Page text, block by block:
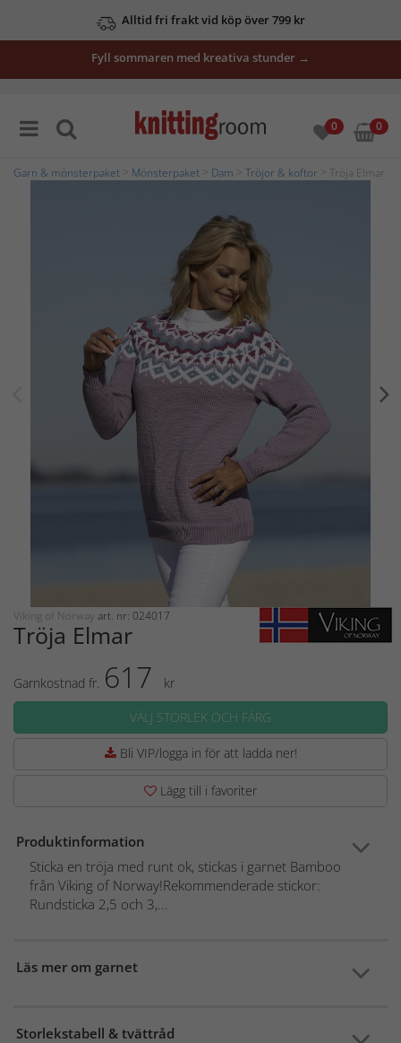
Alltid fri frakt vid köp över 799 kr
Fyll sommaren med kreativa stunder →
0 0
Garn & mönsterpaket Mönsterpaket Dam Tröjor & koftor > Tröja Elmar
Viking of Norway art. nr: 024017
Tröja Elmar
Garnkostnad fr. 617
kr
VÄLJ STORLEK OCH FÄRG
Bli VIP/logga in för att ladda ner!
Lägg till i favoriter
Produktinformation
Sticka en tröja med runt ok, stickas i garnet Bamboo
från Viking of Norway!Rekommenderade stickor:
Rundsticka 2,5 och 3,...
Läs mer om garnet
Storlekstabell & tvättråd